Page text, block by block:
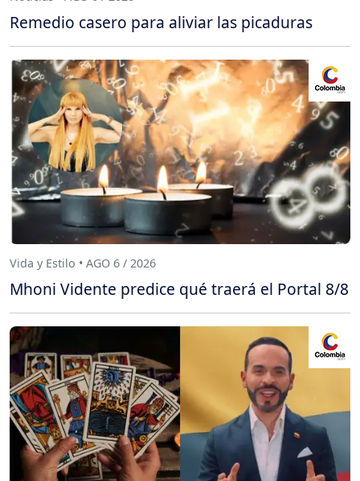
Remedio casero para aliviar las picaduras
Vida y Estilo • AGO 6 / 2026
Mhoni Vidente predice qué traerá el Portal 8/8